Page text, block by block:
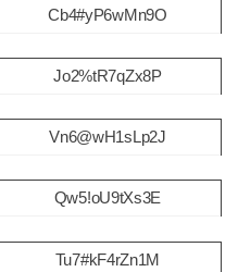
Cb4#yP6wMn9O
Jo2%tR7qZx8P
Vn6@wH1sLp2J
Qw5!oU9tXs3E
Tu7#kF4rZn1M